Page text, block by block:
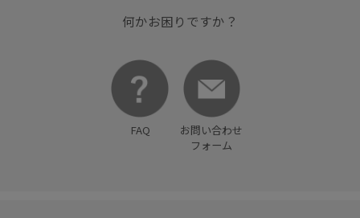
何かお困りですか？
FAQ
お問い合わせ
フォーム